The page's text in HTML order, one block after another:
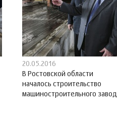
20.05.2016
В Ростовской области
началось строительство
машиностроительного